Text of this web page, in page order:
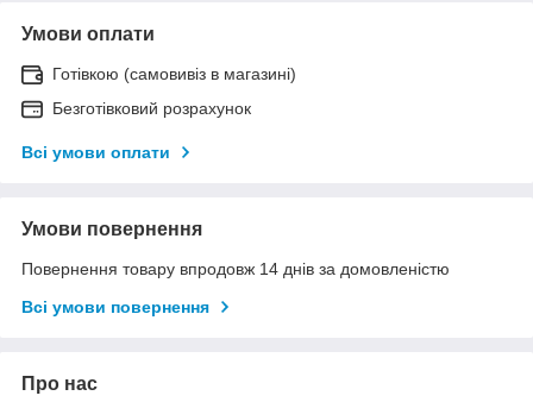
Умови оплати
Готівкою (самовивіз в магазині)
Безготівковий розрахунок
Всі умови оплати
Умови повернення
Повернення товару впродовж 14 днів за домовленістю
Всі умови повернення
Про нас